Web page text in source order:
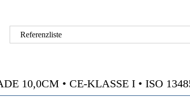
Referenzliste
10,0CM • CE-KLASSE I • ISO